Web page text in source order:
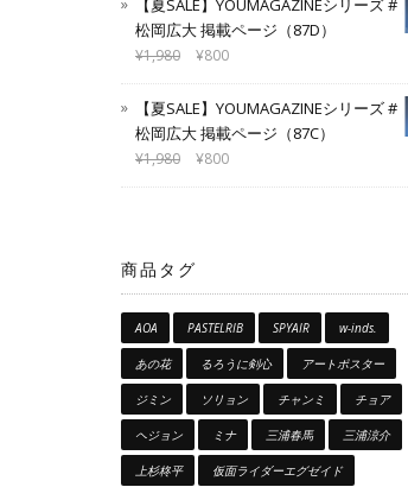
【夏SALE】YOUMAGAZINEシリーズ #
松岡広大 掲載ページ（87D）
¥1,980 ¥800
【夏SALE】YOUMAGAZINEシリーズ #
松岡広大 掲載ページ（87C）
¥1,980 ¥800
商品タグ
AOA PASTELRIB SPYAIR w-inds.
あの花 るろうに剣心 アートポスター
ジミン ソリョン チャンミ チョア
ヘジョン ミナ 三浦春馬 三浦涼介
上杉柊平 仮面ライダーエグゼイド